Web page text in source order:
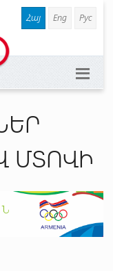
Հայ Eng Рус
ՄՏՈՎԻ